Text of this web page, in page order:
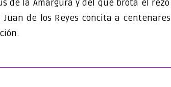
de la Amargura y del que brota el
de los Reyes concita a